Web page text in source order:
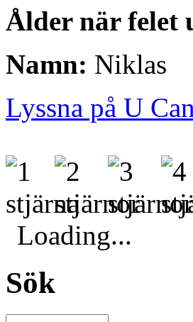
Ålder när felet
Namn: Niklas
Lyssna på U
Loading...
Sök